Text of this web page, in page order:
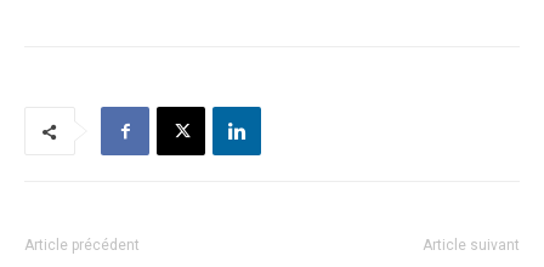
Article précédent Article suivant